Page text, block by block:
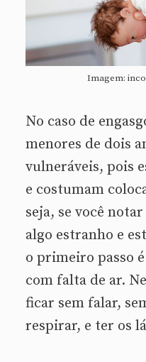
Imagem:
No caso de
menores de dois
vulneráveis, pois
e costumam
seja, se você
algo estranho e
o primeiro passo
com falta de ar.
ficar sem falar,
respirar, e ter os